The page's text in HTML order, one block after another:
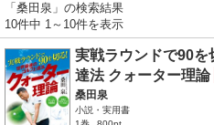
「桑田泉」の検索結果
10件中 1～10件を表示
実戦ラウンドで90を
達法 クォーター理論
桑田泉
小説・実用書